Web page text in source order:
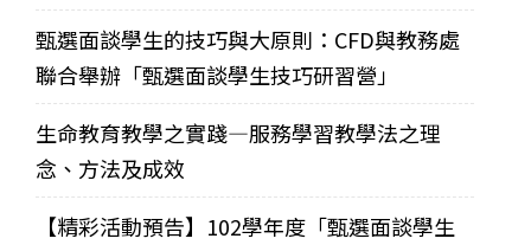
甄選面談學生的技巧與大原則：CFD與教務處
聯合舉辦「甄選面談學生技巧研習營」
生命教育教學之實踐—服務學習教學法之理
念、方法及成效
【精彩活動預告】102學年度「甄選面談學生